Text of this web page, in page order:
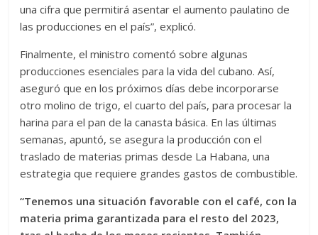
una cifra que permitirá asentar el aumento paulatino de
las producciones en el país”, explicó.
Finalmente, el ministro comentó sobre algunas
producciones esenciales para la vida del cubano. Así,
aseguró que en los próximos días debe incorporarse
otro molino de trigo, el cuarto del país, para procesar la
harina para el pan de la canasta básica. En las últimas
semanas, apuntó, se asegura la producción con el
traslado de materias primas desde La Habana, una
estrategia que requiere grandes gastos de combustible.
“Tenemos una situación favorable con el café, con la
materia prima garantizada para el resto del 2023,